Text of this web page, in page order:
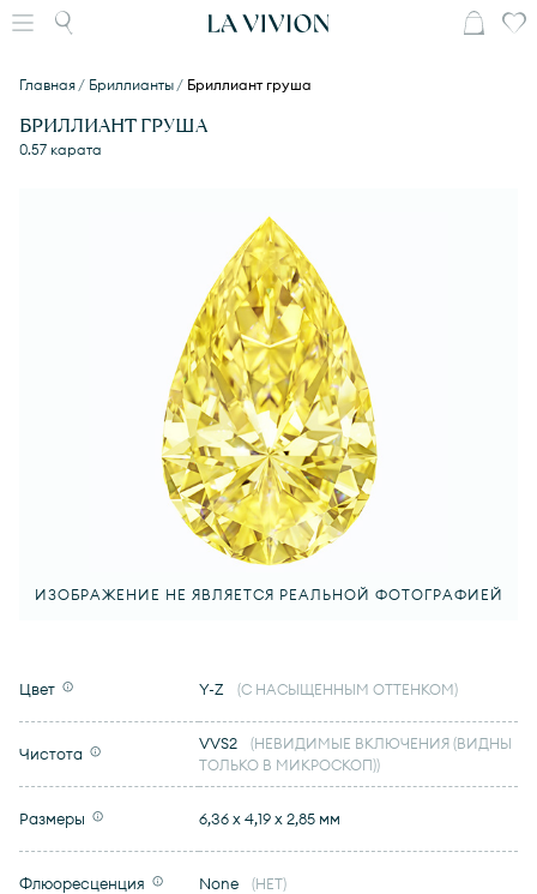
Главная Бриллианты Бриллиант груша
БРИЛЛИАНТ ГРУША
0.57 карата
ИЗОБРАЖЕНИЕ НЕ ЯВЛЯЕТСЯ РЕАЛЬНОЙ ФОТОГРАФИЕЙ
Цвет Y-Z (С НАСЫЩЕННЫМ ОТТЕНКОМ)
Чистота
VVS2
(НЕВИДИМЫЕ ВКЛЮЧЕНИЯ (ВИДНЫ
ТОЛЬКО В МИКРОСКОП))
Размеры 6,36 x 4,19 x 2,85 мм
Флюоресценция None (НЕТ)